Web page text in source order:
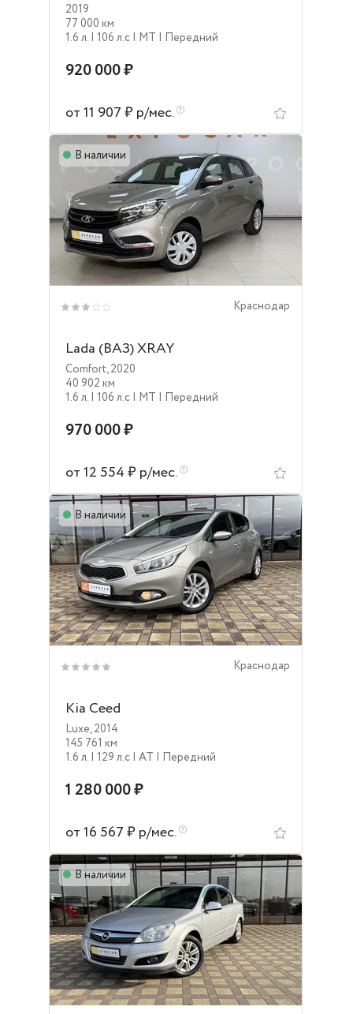
2019
77 000 км
1.6 л. | 106 л.c | MT | Передний
920 000 ₽
от 11 907 ₽ р/мес.
В наличии
Краснодар
Lada (ВАЗ) XRAY
Comfort,2020
40 902 км
1.6 л. | 106 л.c | MT | Передний
970 000 ₽
от 12 554 ₽ р/мес.
В наличии
Краснодар
Kia Ceed
Luxe,2014
145 761 км
1.6 л. | 129 л.c | AT | Передний
1 280 000 ₽
от 16 567 ₽ р/мес.
В наличии